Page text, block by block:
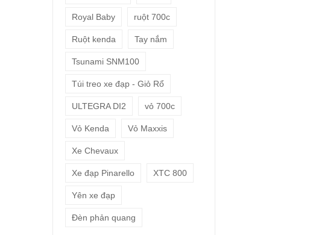
Royal Baby ruột 700c
Ruột kenda Tay nắm
Tsunami SNM100
Túi treo xe đạp - Giỏ Rổ
ULTEGRA DI2 vỏ 700c
Vỏ Kenda Vỏ Maxxis
Xe Chevaux
Xe đạp Pinarello XTC 800
Yên xe đạp
Đèn phản quang